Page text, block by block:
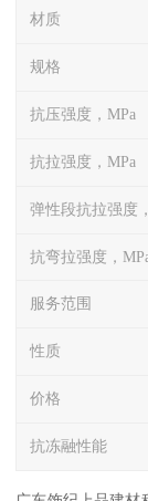
材质
规格
抗压强度，MPa
抗拉强度，MPa
弹性段抗拉强度
抗弯拉强度，
服务范围
性质
价格
抗冻融性能